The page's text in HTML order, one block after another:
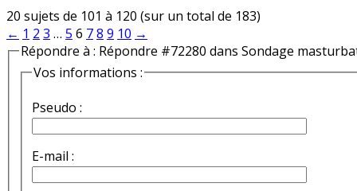
20 sujets de 101 à 120 (sur un total de 183)
← 1 2 3 … 5 6 78 9 10 →
Répondre à : Répondre #72280 dans Sondage
Vos informations :
Pseudo :
E-mail :